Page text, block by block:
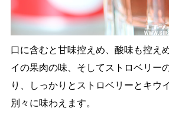
口に含むと甘味控えめ、酸味も控え
イの果肉の味、そしてストロベリー
り、しっかりとストロベリーとキウ
別々に味わえます。